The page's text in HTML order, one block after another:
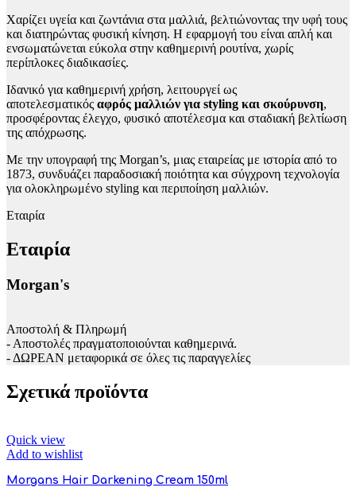
Χαρίζει υγεία και ζωντάνια στα μαλλιά, βελτιώνοντας την υφή τους
και διατηρώντας φυσική κίνηση. Η εφαρμογή του είναι απλή και
ενσωματώνεται εύκολα στην καθημερινή ρουτίνα, χωρίς
περίπλοκες διαδικασίες.
Ιδανικό για καθημερινή χρήση, λειτουργεί ως
αποτελεσματικός αφρός μαλλιών για styling και σκούρυνση,
προσφέροντας έλεγχο, φυσικό αποτέλεσμα και σταδιακή βελτίωση
της απόχρωσης.
Με την υπογραφή της Morgan’s, μιας εταιρείας με ιστορία από το
1873, συνδυάζει παραδοσιακή ποιότητα και σύγχρονη τεχνολογία
για ολοκληρωμένο styling και περιποίηση μαλλιών.
Εταιρία
Εταιρία
Morgan's
Αποστολή & Πληρωμή
- Αποστολές πραγματοποιούνται καθημερινά.
- ΔΩΡΕΑΝ μεταφορικά σε όλες τις παραγγελίες
Σχετικά προϊόντα
Quick view
Add to wishlist
Morgans Hair Darkening Cream 150ml